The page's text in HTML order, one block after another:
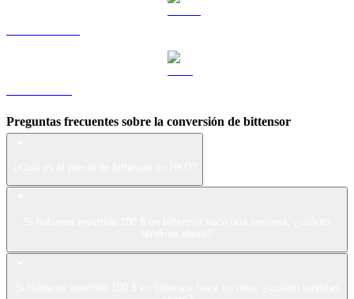
Preguntas frecuentes sobre la conversión de bittensor